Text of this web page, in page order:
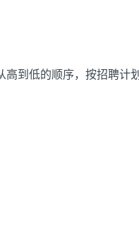
高到低的顺序，按招聘计